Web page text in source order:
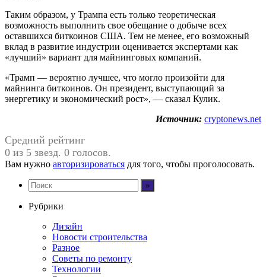
Таким образом, у Трампа есть только теоретическая
возможность выполнить свое обещание о добыче всех
оставшихся биткоинов США. Тем не менее, его возможный
вклад в развитие индустрии оценивается экспертами как
«лучший» вариант для майнинговых компаний.
«Трамп — вероятно лучшее, что могло произойти для
майнинга биткоинов. Он президент, выступающий за
энергетику и экономический рост», — сказал Кулик.
Источник: cryptonews.net
Средний рейтинг
0 из 5 звезд. 0 голосов.
Вам нужно авторизироваться для того, чтобы проголосовать.
Рубрики
Дизайн
Новости строительства
Разное
Советы по ремонту
Технологии